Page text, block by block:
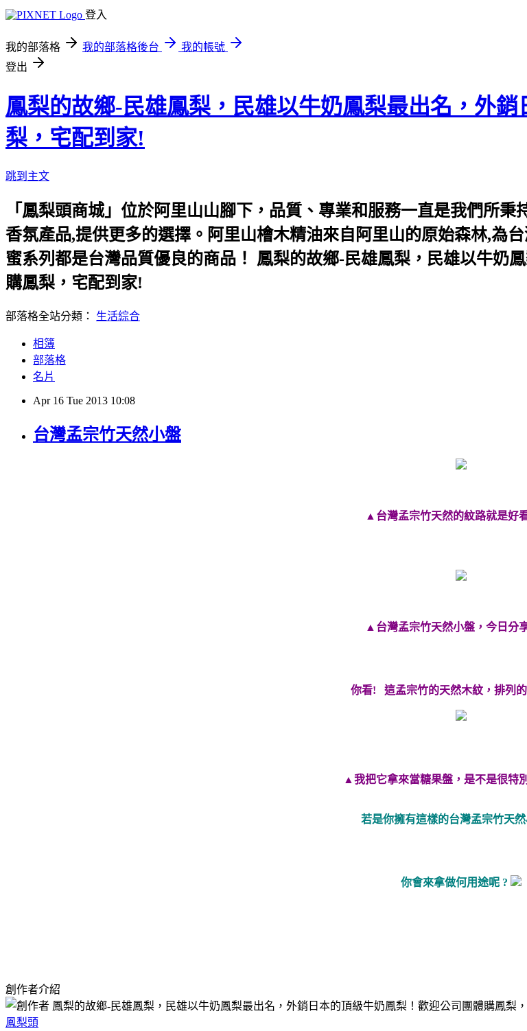
登入
我的部落格 我的部落格後台
我的帳號
登出
鳳梨的故鄉-民雄鳳梨，民雄以牛奶鳳梨最出名，外
梨，宅配到家!
跳到主文
「鳳梨頭商城」位於阿里山山腳下，品質、專業和服務一直是我們所
香氛產品,提供更多的選擇。阿里山檜木精油來自阿里山的原始森林,為
蜜系列都是台灣品質優良的商品！ 鳳梨的故鄉-民雄鳳梨，民雄以牛奶
購鳳梨，宅配到家!
部落格全站分類： 生活綜合
相簿
部落格
名片
Apr 16 Tue 2013 10:08
台灣孟宗竹天然小盤
▲台灣孟宗竹天然的紋路就是好
▲台灣孟宗竹天然小盤，今日分
你看! 這孟宗竹的天然木紋，排列
▲我把它拿來當糖果盤，是不是很特
若是你擁有這樣的台灣孟宗竹天然
你會來拿做何用途呢 ?
創作者介紹
鳳梨頭